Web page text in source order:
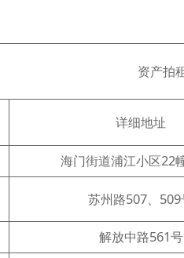
资产拍
详细地址
海门街道浦江小区22
苏州路507、
解放中路561号